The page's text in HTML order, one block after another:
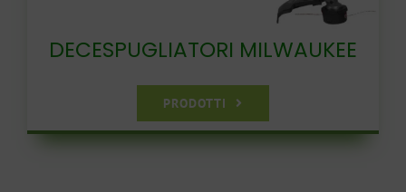
DECESPUGLIATORI MILWAUKEE
PRODOTTI